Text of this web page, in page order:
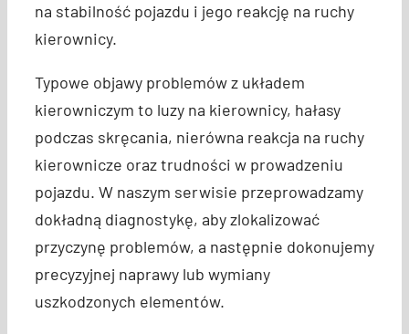
na stabilność pojazdu i jego reakcję na ruchy
kierownicy.
Typowe objawy problemów z układem
kierowniczym to luzy na kierownicy, hałasy
podczas skręcania, nierówna reakcja na ruchy
kierownicze oraz trudności w prowadzeniu
pojazdu. W naszym serwisie przeprowadzamy
dokładną diagnostykę, aby zlokalizować
przyczynę problemów, a następnie dokonujemy
precyzyjnej naprawy lub wymiany
uszkodzonych elementów.